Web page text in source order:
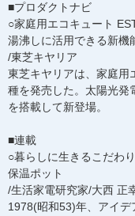
■プロダクトナビ
○家庭用エコキュート
湯沸しに活用できる新機
/東芝キヤリア
東芝キヤリアは、家庭用
種を発売した。太陽光発
を搭載して新登場。
■連載
○暮らしに生きるこだわ
保温ポット
/生活家電研究家/大西 正
1978(昭和53)年、アイ